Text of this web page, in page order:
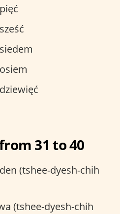
31 to 40
(tshee-dyesh-chih
(tshee-dyesh-chih